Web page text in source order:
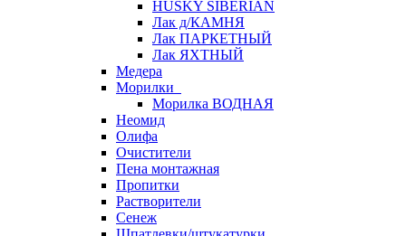
HUSKY SIBERIAN
Лак д/КАМНЯ
Лак ПАРКЕТНЫЙ
Лак ЯХТНЫЙ
Медера
Морилки
Морилка ВОДНАЯ
Неомид
Олифа
Очистители
Пена монтажная
Пропитки
Растворители
Сенеж